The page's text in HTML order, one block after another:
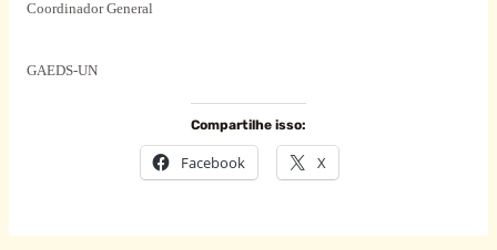
Coordinador General
GAEDS-UN
Compartilhe isso:
Facebook X